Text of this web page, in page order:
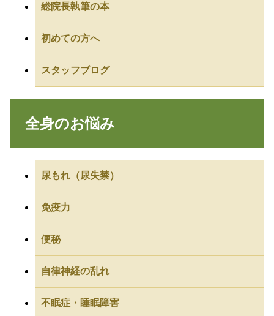
総院長執筆の本
初めての方へ
スタッフブログ
全身のお悩み
尿もれ（尿失禁）
免疫力
便秘
自律神経の乱れ
不眠症・睡眠障害